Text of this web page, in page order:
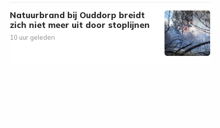
Natuurbrand bij Ouddorp breidt
zich niet meer uit door stoplijnen
10 uur geleden